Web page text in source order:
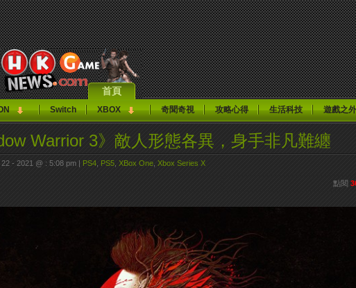
首頁
Switch XBOX 奇聞奇視 攻略心得 生活科技 遊戲之外
Warrior 3》敵人形態各異，身手非凡難纏
- 2021 @ : 5:08 pm | PS4 PS5 XBox One Xbox Series X
點閱